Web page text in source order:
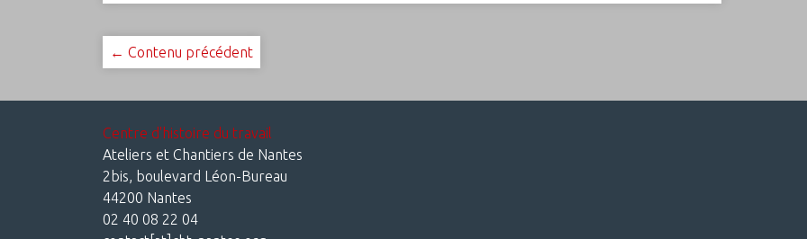
← Contenu précédent
Centre d'histoire du travail
Ateliers et Chantiers de Nantes
2bis, boulevard Léon-Bureau
44200 Nantes
02 40 08 22 04